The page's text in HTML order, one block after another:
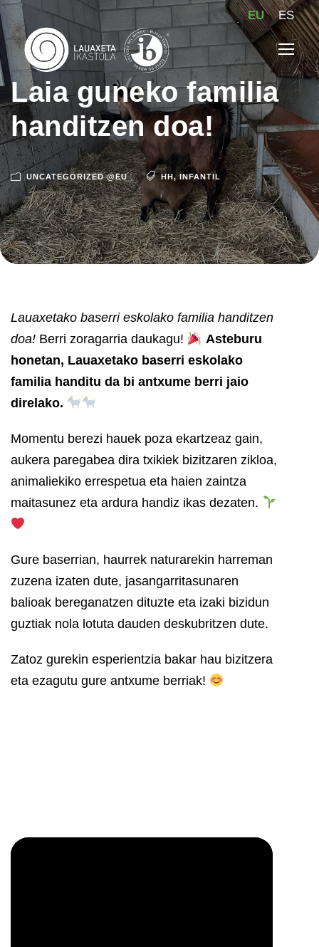
EU ES
Laia guneko familia
handitzen doa!
UNCATEGORIZED @EU HH, INFANTIL
Lauaxetako baserri eskolako familia handitzen
doa! Berri zoragarria daukagu!
Asteburu
honetan, Lauaxetako baserri eskolako
familia handitu da bi antxume berri jaio
direlako.
Momentu berezi hauek poza ekartzeaz gain,
aukera paregabea dira txikiek bizitzaren zikloa,
animaliekiko errespetua eta haien zaintza
maitasunez eta ardura handiz ikas dezaten.
Gure baserrian, haurrek naturarekin harreman
zuzena izaten dute, jasangarritasunaren
balioak bereganatzen dituzte eta izaki bizidun
guztiak nola lotuta dauden deskubritzen dute.
Zatoz gurekin esperientzia bakar hau bizitzera
eta ezagutu gure antxume berriak!